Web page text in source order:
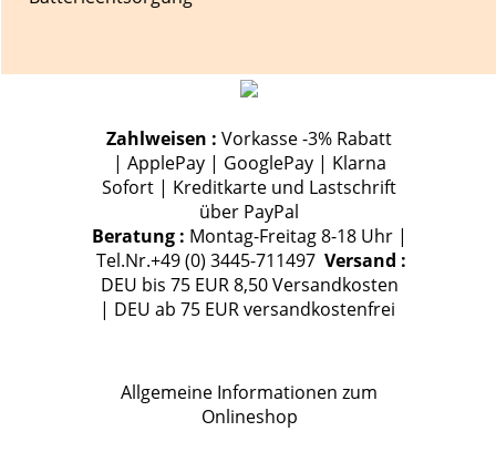
Zahlweisen : Vorkasse -3% Rabatt
| ApplePay | GooglePay | Klarna
Sofort | Kreditkarte und Lastschrift
über PayPal
Beratung : Montag-Freitag 8-18 Uhr |
Tel.Nr.+49 (0) 3445-711497 Versand :
DEU bis 75 EUR 8,50 Versandkosten
| DEU ab 75 EUR versandkostenfrei
Allgemeine Informationen zum
Onlineshop